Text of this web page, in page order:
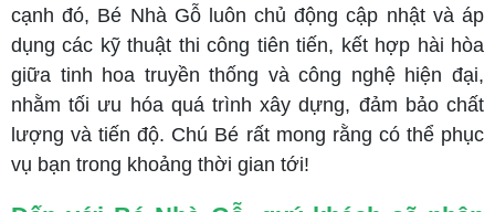
cạnh đó, Bé Nhà Gỗ luôn chủ động cập nhật và áp
dụng các kỹ thuật thi công tiên tiến, kết hợp hài hòa
giữa tinh hoa truyền thống và công nghệ hiện đại,
nhằm tối ưu hóa quá trình xây dựng, đảm bảo chất
lượng và tiến độ. Chú Bé rất mong rằng có thể phục
vụ bạn trong khoảng thời gian tới!